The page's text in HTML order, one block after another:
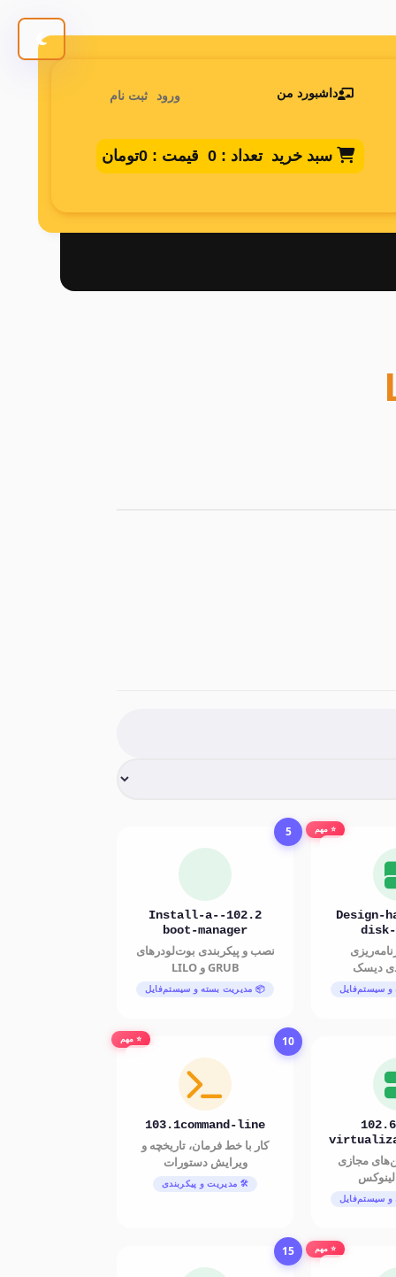
داشبورد من ورود ثبت نام
سبد خریدتعداد : 0قیمت : 0تومان
⭐ مهم
102.1-
دیسک
و سیستم‌فایل
5
102.2-Install-a-
boot-manager
نصب و پیکربندی بوت‌لودرهای
GRUB و LILO
📦 مدیریت بسته و سیستم‌فایل
مجازی
و سیستم‌فایل
⭐ مهم 10
103.1command-line
کار با خط فرمان، تاریخچه و
ویرایش دستورات
🛠️ مدیریت و پیکربندی
⭐ مهم 15